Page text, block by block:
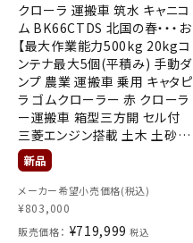
クローラ 運搬車 筑水 キャニコ
ム BK66CTDS 北国の春・・・お
【最大作業能力500kg 20kgコ
ンテナ最大5個(平積み) 手動ダ
ンプ 農業 運搬車 乗用 キャタピ
ラ ゴムクローラー 赤 クローラ
ー運搬車 箱型三方開 セル付
三菱エンジン搭載 土木 土砂
石材 資材 運搬 不整地】
メーカー希望小売価格(税込)
¥803,000
販売価格： ¥719,999 税込